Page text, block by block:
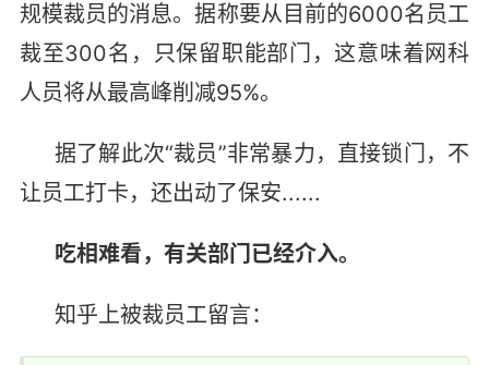
规模裁员的消息。据称要从目前的6000名员工
裁至300名，只保留职能部门，这意味着网科
人员将从最高峰削减95%。
据了解此次“裁员”非常暴力，直接锁门，不
让员工打卡，还出动了保安......
吃相难看，有关部门已经介入。
知乎上被裁员工留言：